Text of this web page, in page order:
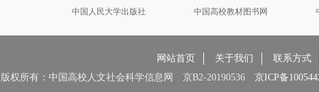
中国人民大学出版社 中国高校教材图书网
网站首页 关于我们 联系方式
版权所有：中国高校人文社会科学信息网 京B2-20190536 京ICP备